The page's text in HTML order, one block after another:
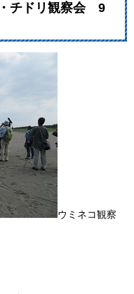
チドリ観察会 9
ウミネコ観察